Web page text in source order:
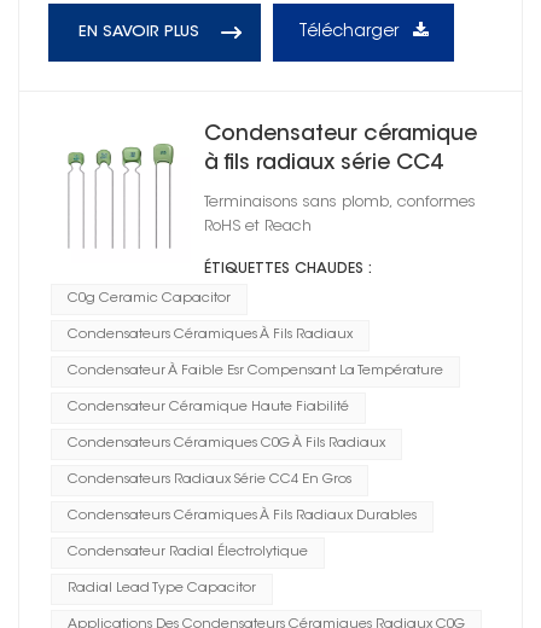
EN SAVOIR PLUS Télécharger
Condensateur céramique
à fils radiaux série CC4
C0G
Terminaisons sans plomb, conformes
RoHS et Reach
ÉTIQUETTES CHAUDES :
C0g Ceramic Capacitor
Condensateurs Céramiques À Fils Radiaux
Condensateur À Faible Esr Compensant La Température
Condensateur Céramique Haute Fiabilité
Condensateurs Céramiques C0G À Fils Radiaux
Condensateurs Radiaux Série CC4 En Gros
Condensateurs Céramiques À Fils Radiaux Durables
Condensateur Radial Électrolytique
Radial Lead Type Capacitor